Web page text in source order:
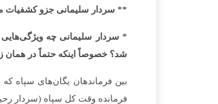
** سردار سلیمانی جزو کشفیات
شد؟ خصوصاً اینکه حتماً در همان
بین فرماندهان یگان­‌های سپاه که
فرمانده وقت کل سپاه (سردار